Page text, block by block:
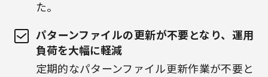
た。
パターンファイルの更新が不要となり、運用
負荷を大幅に軽減
定期的なパターンファイル更新作業が不要と